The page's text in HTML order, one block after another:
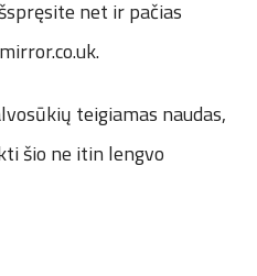
net ir pačias
teigiamas naudas,
šio ne itin lengvo